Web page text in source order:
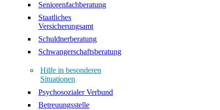
Seniorenfachberatung
Staatliches
Versicherungsamt
Schuldnerberatung
Schwangerschaftsberatung
Hilfe in besonderen
Situationen
Psychosozialer Verbund
Betreuungsstelle